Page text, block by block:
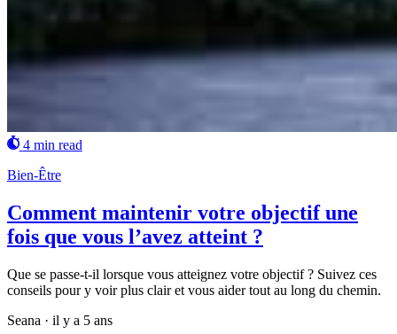
4 min read
Bien-Être
Comment maintenir votre objectif une
fois que vous l’avez atteint ?
Que se passe-t-il lorsque vous atteignez votre objectif ? Suivez ces
conseils pour y voir plus clair et vous aider tout au long du chemin.
Seana · il y a 5 ans